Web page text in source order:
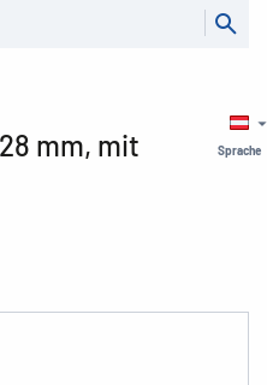
Sprache
mm, mit